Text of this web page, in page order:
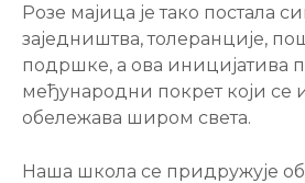
Розе мајица је тако постала
заједништва, толеранције,
подршке, а ова иницијатива
међународни покрет који се
обележава широм света.
Наша школа се придружује